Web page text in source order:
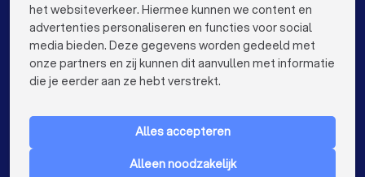
Architecten in Nijmegen
Architecten in Enschede
Architecten in Haarlem
Architecten in Arnhem
Architecten in Apeldoorn
Architecten in Den Bosch
Architecten in Maastricht
Architecten in Leiden
VOOR PARTICULIEREN keyboard_arrow_down
het websiteverkeer. Hiermee kunnen we content en
advertenties personaliseren en functies voor social
media bieden. Deze gegevens worden gedeeld met
onze partners en zij kunnen dit aanvullen met informatie
die je eerder aan ze hebt verstrekt.
Alles accepteren
Alleen noodzakelijk